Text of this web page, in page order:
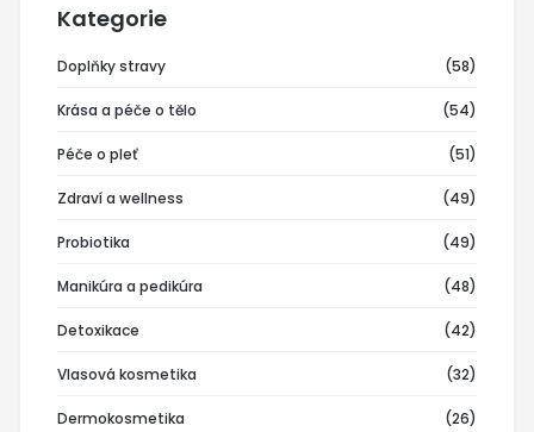
Kategorie
Doplňky stravy (58)
Krása a péče o tělo (54)
Péče o pleť (51)
Zdraví a wellness (49)
Probiotika (49)
Manikúra a pedikúra (48)
Detoxikace (42)
Vlasová kosmetika (32)
Dermokosmetika (26)